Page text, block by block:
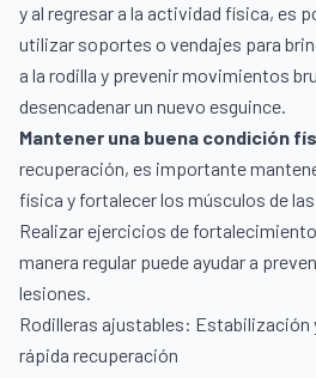
y al regresar a la actividad física, es
utilizar soportes o vendajes para
a la rodilla y prevenir movimientos
desencadenar un nuevo esguince.
Mantener una buena condición
recuperación, es importante
física y fortalecer los músculos de
Realizar ejercicios de
manera regular puede ayudar a
lesiones.
Rodilleras ajustables: Estabilización
rápida recuperación